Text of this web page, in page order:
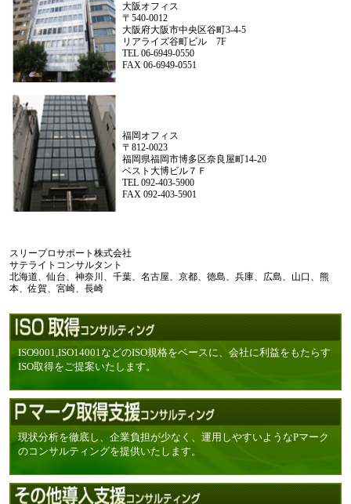
大阪オフィス
〒540-0012
大阪府大阪市中央区谷町3-4-5
リアライズ谷町ビル 7F
TEL 06-6949-0550
FAX 06-6949-0551
福岡オフィス
〒812-0023
福岡県福岡市博多区奈良屋町14-20
ベスト大博ビル７Ｆ
TEL 092-403-5900
FAX 092-403-5901
スリープロサポート株式会社
サテライトコンサルタント
北海道、仙台、神奈川、千葉、名古屋、京都、徳島、兵庫、広島、山口、熊
本、佐賀、宮崎、長崎
ISO9001,ISO14001などのISO規格をベースに、会社に利益をもたらす
ISO取得をご提案いたします。
現状分析を徹底し、企業負担が少なく、運用しやすいようなPマーク
のコンサルティングを提供いたします。